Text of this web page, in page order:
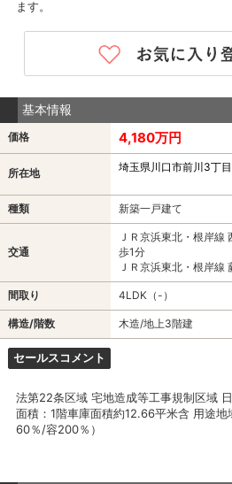
ます。
基本情報
価格 4,180万円
所在地 埼玉県川口市前川3丁目
種類 新築一戸建て
交通
ＪＲ京浜東北・根岸線
歩1分
ＪＲ京浜東北・根岸線
間取り 4LDK（-）
構造/階数 木造/地上3階建
セールスコメント
法第22条区域 宅地造成等工事規制区域
面積：1階車庫面積約12.66平米含 用途地
60％/容200％）